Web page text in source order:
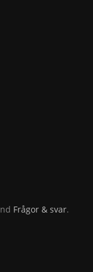
Frågor & svar.